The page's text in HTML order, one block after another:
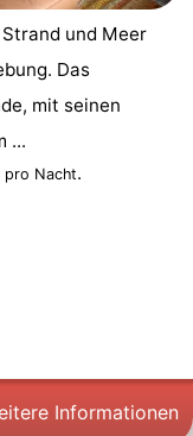
Strand und Meer
Das
mit seinen
...
pro Nacht.
Informationen